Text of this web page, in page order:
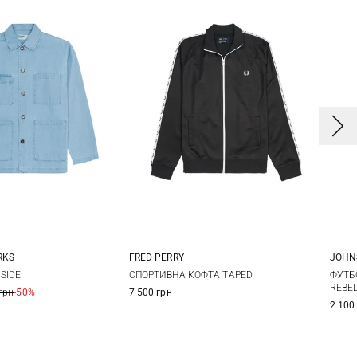
-50%
S M L
FRED PERRY
СПОРТИВНА КОФТА TAPED
7 500 грн
M
2 100